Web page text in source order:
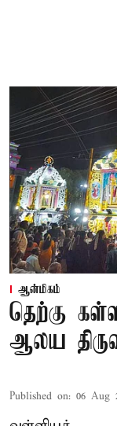
ஆன்மிகம்
தெற்கு
ஆலய
Published on: 06 Aug